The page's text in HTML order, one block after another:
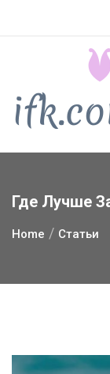
Где Лучше
Home Статьи